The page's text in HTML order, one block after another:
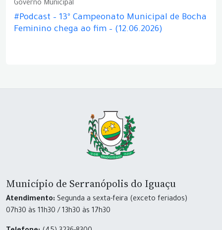
Governo Municipal
#Podcast – 13º Campeonato Municipal de Bocha
Feminino chega ao fim – (12.06.2026)
Município de Serranópolis do Iguaçu
Atendimento: Segunda a sexta-feira (exceto feriados)
07h30 às 11h30 / 13h30 às 17h30